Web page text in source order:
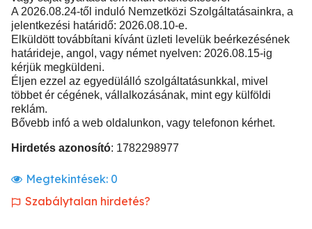
A 2026.08.24-től induló Nemzetközi Szolgáltatásainkra, a
jelentkezési határidő: 2026.08.10-e.
Elküldött továbbítani kívánt üzleti levelük beérkezésének
határideje, angol, vagy német nyelven: 2026.08.15-ig
kérjük megküldeni.
Éljen ezzel az egyedülálló szolgáltatásunkkal, mivel
többet ér cégének, vállalkozásának, mint egy külföldi
reklám.
Bővebb infó a web oldalunkon, vagy telefonon kérhet.
Hirdetés azonosító: 1782298977
Megtekintések: 0
Szabálytalan hirdetés?